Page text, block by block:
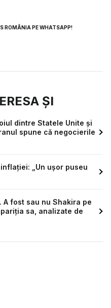
ROMÂNIA PE WHATSAPP!
ȘI
dintre Statele Unite și
spune că negocierile
„Un ușor puseu
A fost sau nu Shakira pe
sa, analizate de